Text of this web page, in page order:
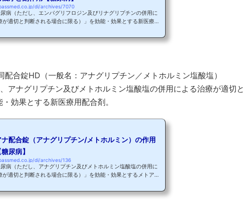
di/archives/7070
尿病（ただし、エンパグリフロジン及びリナグリプチンの併用に
が適切と判断される場合に限る）」を効能・効果とする新医療用
ンパグリフロジン）が2018年9月21日に承認されました。 製造
リフロジン）を配合した薬...
合錠HD（一般名：アナグリプチン／メトホルミン塩酸塩）
アナグリプチン及びメトホルミン塩酸塩の併用による治療が適切
効果とする新医療用配合剤。
ナ配合錠（アナグリプチン/メトホルミン）の作用
尿病】
di/archives/136
尿病（ただし、アナグリプチン及びメトホルミン塩酸塩の併用に
が適切と判断される場合に限る）」を効能・効果とするメトアナ
に承認されました！ 製造販売元：（株）三和化学研究